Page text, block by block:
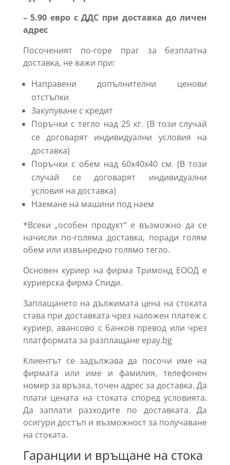
– 5.90 евро с ДДС при доставка до личен
адрес
Посоченият по-горе праг за безплатна
доставка, не важи при:
Направени допълнителни ценови
отстъпки
Закупуване с кредит
Поръчки с тегло над 25 кг. (В този случай
се договарят индивидуални условия на
доставка)
Поръчки с обем над 60х40х40 см. (В този
случай се договарят индивидуални
условия на доставка)
Наемане на машини под наем
*Всеки „особен продукт“ е възможно да се
начисли по-голяма доставка, поради голям
обем или извънредно голямо тегло.
Основен куриер на фирма Тримонд ЕООД е
куриерска фирма Спиди.
Заплащането на дължимата цена на стоката
става при доставката чрез наложен платеж с
куриер, авансово с банков превод или чрез
платформата за разплащане epay.bg
Клиентът се задължава да посочи име на
фирмата или име и фамилия, телефонен
номер за връзка, точен адрес за доставка. Да
плати цената на стоката според условията.
Да заплати разходите по доставката. Да
осигури достъп и възможност за получаване
на стоката.
Гаранции и връщане на стокa